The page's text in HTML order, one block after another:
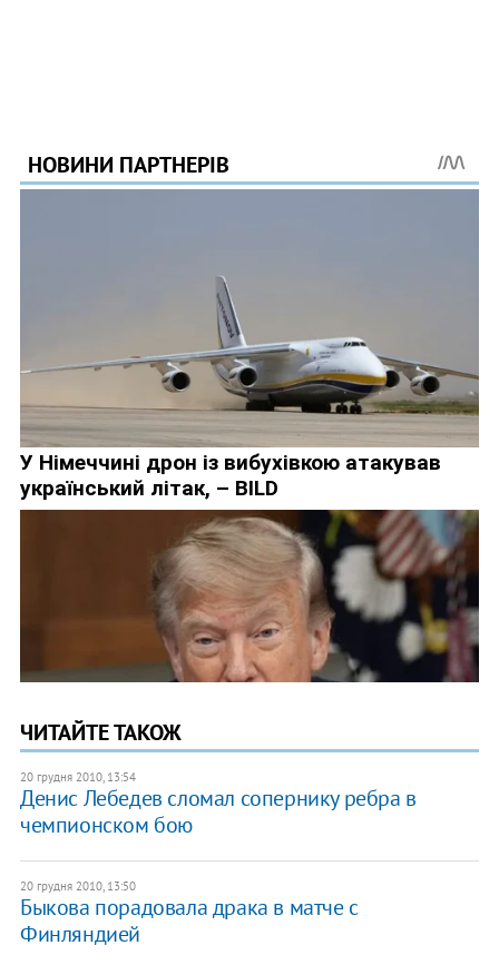
ЧИТАЙТЕ ТАКОЖ
20 грудня 2010, 13:54
Денис Лебедев сломал сопернику ребра в
чемпионском бою
20 грудня 2010, 13:50
Быкова порадовала драка в матче с
Финляндией